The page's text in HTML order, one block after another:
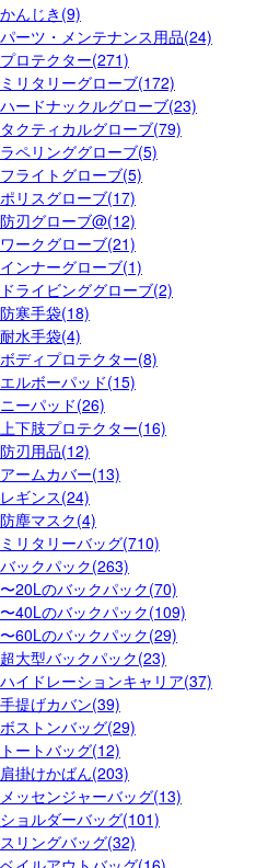
かんじき(9)
パーツ・メンテナンス用品(24)
プロテクター(271)
ミリタリーグローブ(172)
ハードナックルグローブ(23)
タクティカルグローブ(79)
ラペリンググローブ(5)
フライトグローブ(5)
ポリスグローブ(17)
防刃グローブ@(12)
ワークグローブ(21)
インナーグローブ(1)
ドライビンググローブ(2)
防寒手袋(18)
耐水手袋(4)
ボディプロテクター(8)
エルボーパッド(15)
ニーパッド(26)
上下肢プロテクター(16)
防刃用品(12)
アームカバー(13)
レギンス(24)
防塵マスク(4)
ミリタリーバッグ(710)
バックパック(263)
〜20Lのバックパック(70)
〜40Lのバックパック(109)
〜60Lのバックパック(29)
超大型バックパック(23)
ハイドレーションキャリア(37)
手提げカバン(39)
ボストンバッグ(29)
トートバッグ(12)
肩掛けかばん(203)
メッセンジャーバッグ(13)
ショルダーバッグ(101)
スリングバッグ(32)